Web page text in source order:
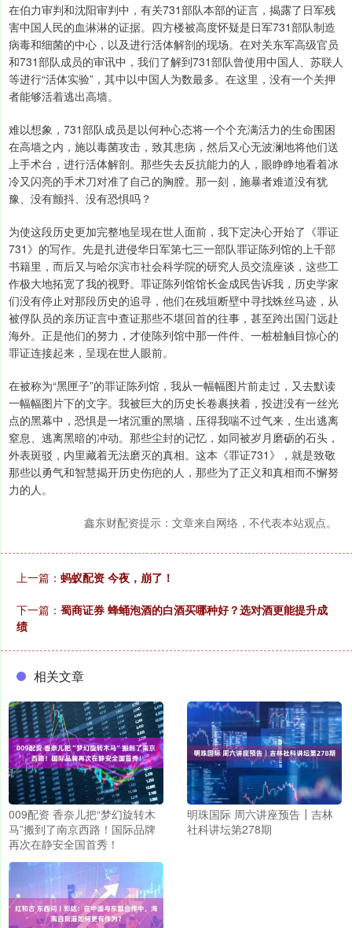
在伯力审判和沈阳审判中，有关731部队本部的证言，揭露了日军残
害中国人民的血淋淋的证据。四方楼被高度怀疑是日军731部队制造
病毒和细菌的中心，以及进行活体解剖的现场。在对关东军高级官员
和731部队成员的审讯中，我们了解到731部队曾使用中国人、苏联人
等进行“活体实验”，其中以中国人为数最多。在这里，没有一个关押
者能够活着逃出高墙。
难以想象，731部队成员是以何种心态将一个个充满活力的生命围困
在高墙之内，施以毒菌攻击，致其患病，然后又心无波澜地将他们送
上手术台，进行活体解剖。那些失去反抗能力的人，眼睁睁地看着冰
冷又闪亮的手术刀对准了自己的胸膛。那一刻，施暴者难道没有犹
豫、没有颤抖、没有恐惧吗？
为使这段历史更加完整地呈现在世人面前，我下定决心开始了《罪证
731》的写作。先是扎进侵华日军第七三一部队罪证陈列馆的上千部
书籍里，而后又与哈尔滨市社会科学院的研究人员交流座谈，这些工
作极大地拓宽了我的视野。罪证陈列馆馆长金成民告诉我，历史学家
们没有停止对那段历史的追寻，他们在残垣断壁中寻找蛛丝马迹，从
被俘队员的亲历证言中查证那些不堪回首的往事，甚至跨出国门远赴
海外。正是他们的努力，才使陈列馆中那一件件、一桩桩触目惊心的
罪证连接起来，呈现在世人眼前。
在被称为“黑匣子”的罪证陈列馆，我从一幅幅图片前走过，又去默读
一幅幅图片下的文字。我被巨大的历史长卷裹挟着，投进没有一丝光
点的黑幕中，恐惧是一堵沉重的黑墙，压得我喘不过气来，生出逃离
窒息、逃离黑暗的冲动。那些尘封的记忆，如同被岁月磨砺的石头，
外表斑驳，内里藏着无法磨灭的真相。这本《罪证731》，就是致敬
那些以勇气和智慧揭开历史伤疤的人，那些为了正义和真相而不懈努
力的人。
鑫东财配资提示：文章来自网络，不代表本站观点。
上一篇： 蚂蚁配资 今夜，崩了！
下一篇： 蜀商证券 蜂蛹泡酒的白酒买哪种好？选对酒更能提升成
绩
相关文章
009配资 香奈儿把“梦幻旋转木
马”搬到了南京西路！国际品牌
再次在静安全国首秀！
明珠国际 周六讲座预告┃吉林
社科讲坛第278期